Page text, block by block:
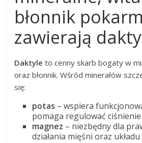
błonnik
zawierają
Daktyle to cenny skarb bogaty w
oraz błonnik. Wśród minerałów
się:
potas – wspiera
pomaga regulować
magnez – niezbędny dla
działania mięśni oraz